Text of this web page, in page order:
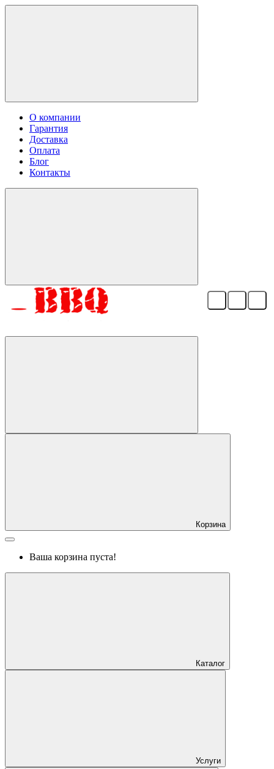
О компании
Гарантия
Доставка
Оплата
Блог
Контакты
Корзина
Ваша корзина пуста!
Каталог
Услуги